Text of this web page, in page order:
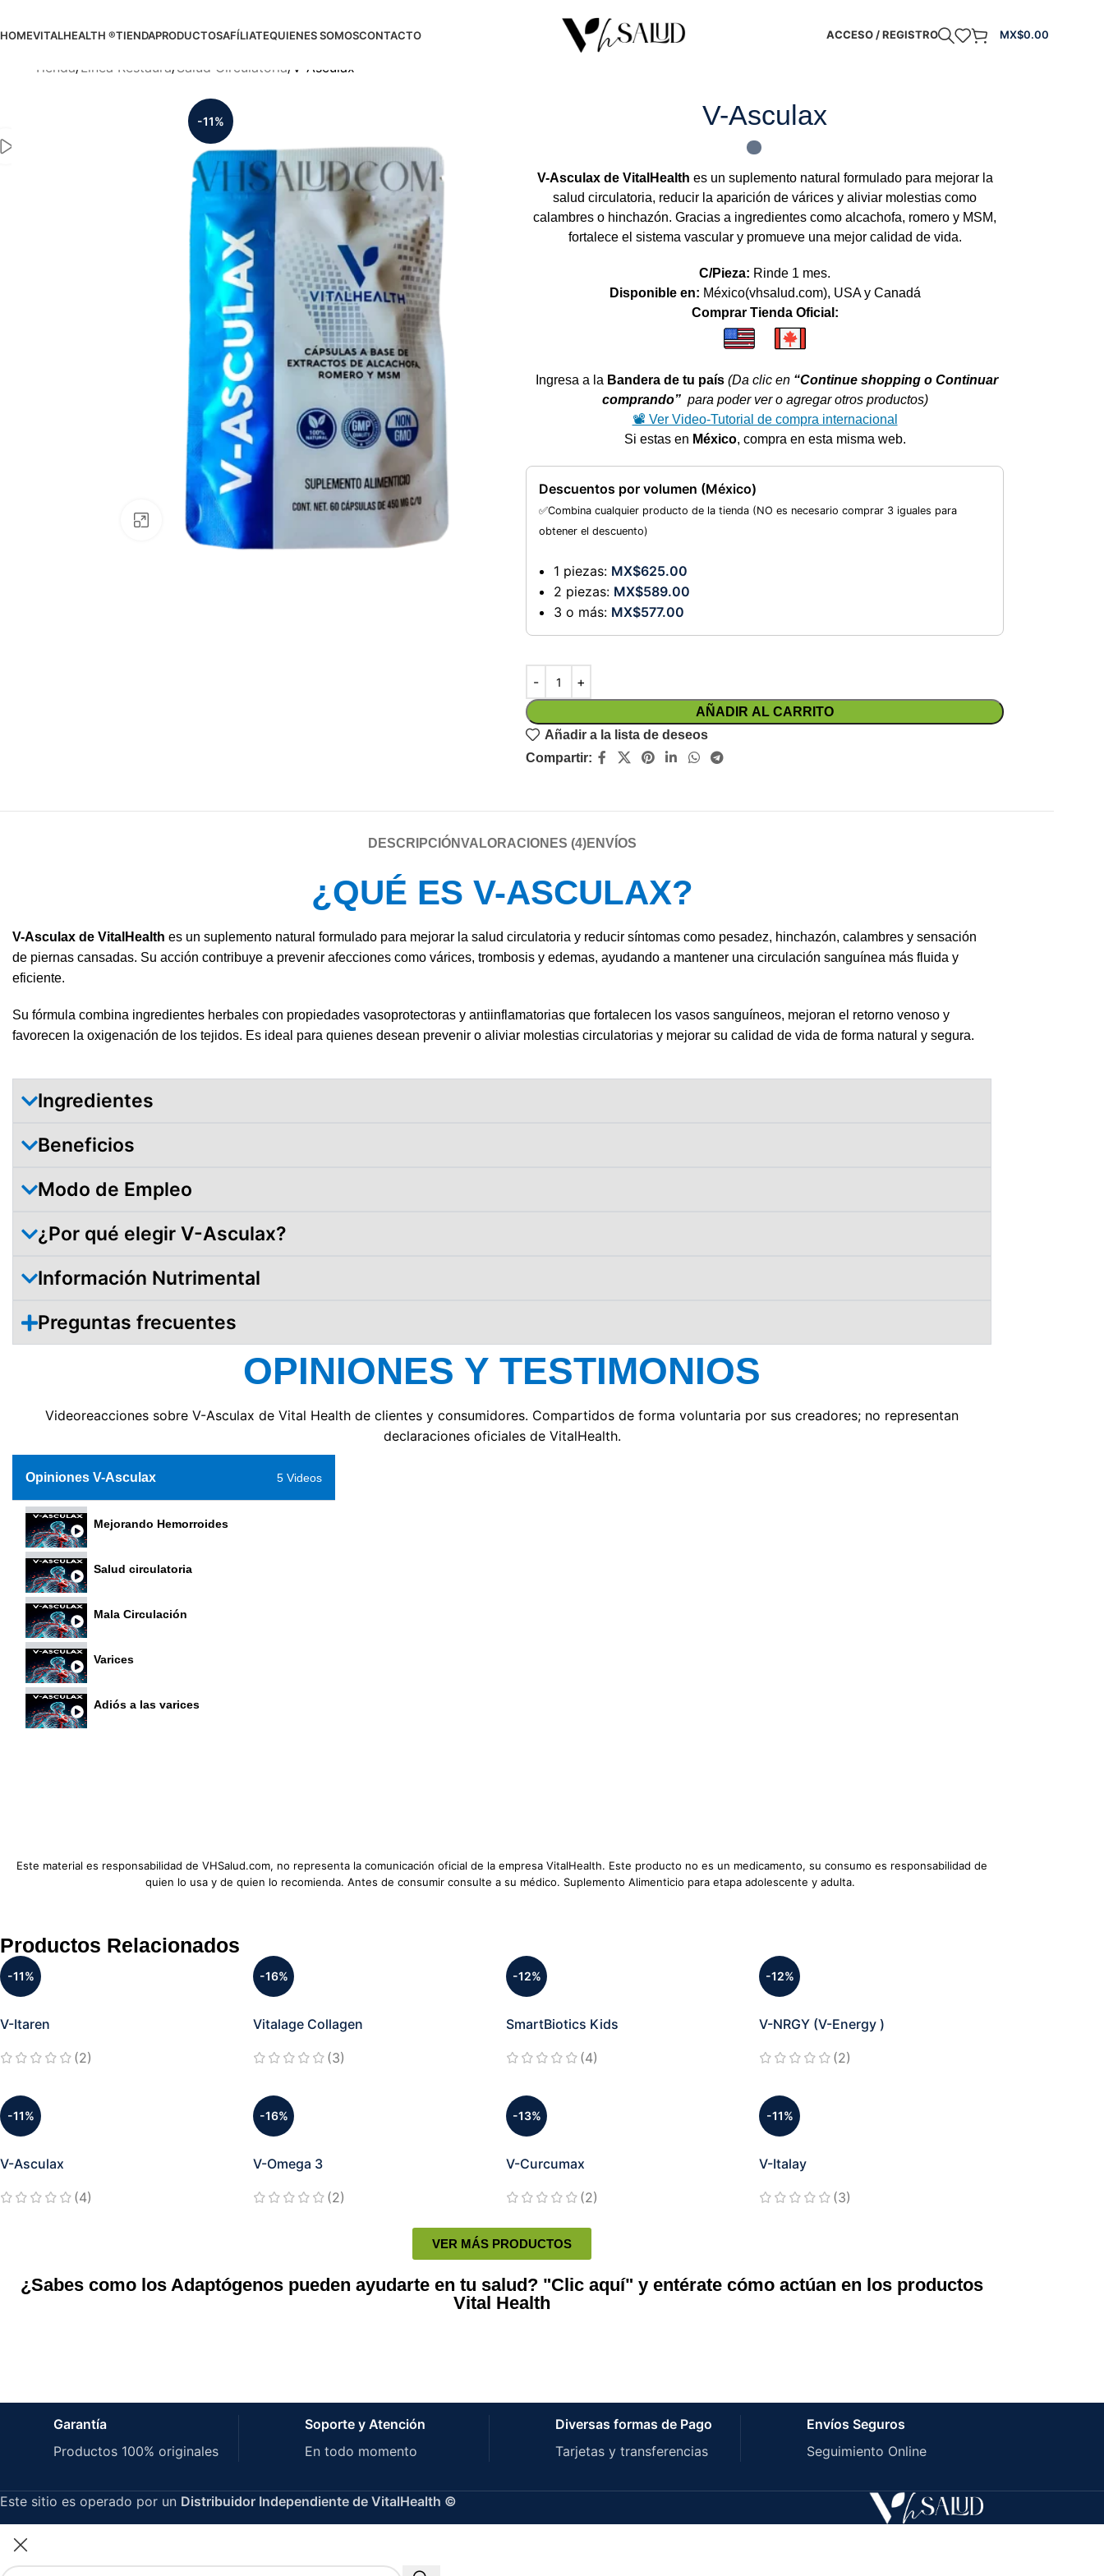
HOMEVITALHEALTH ®TIENDAPRODUCTOSAFÍLIATEQUIENES SOMOSCONTACTO ACCESO / REGISTRO MX$0.00
Tienda Línea Restaura Salud Circulatoria V-Asculax
-11%
Clic para ampliar
V-Asculax
V-Asculax de VitalHealth es un suplemento natural formulado para mejorar la
salud circulatoria, reducir la aparición de várices y aliviar molestias como
calambres o hinchazón. Gracias a ingredientes como alcachofa, romero y MSM,
fortalece el sistema vascular y promueve una mejor calidad de vida.
C/Pieza: Rinde 1 mes.
Disponible en: México(vhsalud.com), USA y Canadá
Comprar Tienda Oficial:
Ingresa a la Bandera de tu país (Da clic en “Continue shopping o Continuar
comprando”para poder ver o agregar otros productos)
📽️ Ver Video-Tutorial de compra internacional
Si estas en México, compra en esta misma web.
Descuentos por volumen (México)
✅Combina cualquier producto de la tienda (NO es necesario comprar 3 iguales para
obtener el descuento)
1 piezas: MX$625.00
2 piezas: MX$589.00
3 o más: MX$577.00
AÑADIR AL CARRITO
Añadir a la lista de deseos
Compartir:
DESCRIPCIÓNVALORACIONES (4)ENVÍOS
¿QUÉ ES V-ASCULAX?
V-Asculax de VitalHealth es un suplemento natural formulado para mejorar la salud circulatoria y reducir síntomas como pesadez, hinchazón, calambres y sensación
de piernas cansadas. Su acción contribuye a prevenir afecciones como várices, trombosis y edemas, ayudando a mantener una circulación sanguínea más fluida y
eficiente.
Su fórmula combina ingredientes herbales con propiedades vasoprotectoras y antiinflamatorias que fortalecen los vasos sanguíneos, mejoran el retorno venoso y
favorecen la oxigenación de los tejidos. Es ideal para quienes desean prevenir o aliviar molestias circulatorias y mejorar su calidad de vida de forma natural y segura.
Ingredientes
Beneficios
Modo de Empleo
¿Por qué elegir V-Asculax?
Información Nutrimental
Preguntas frecuentes
OPINIONES Y TESTIMONIOS
Videoreacciones sobre V-Asculax de Vital Health de clientes y consumidores. Compartidos de forma voluntaria por sus creadores; no representan
declaraciones oficiales de VitalHealth.
Opiniones V-Asculax 5 Videos
Mejorando Hemorroides
Salud circulatoria
Mala Circulación
Varices
Adiós a las varices
Este material es responsabilidad de VHSalud.com, no representa la comunicación oficial de la empresa VitalHealth. Este producto no es un medicamento, su consumo es responsabilidad de
quien lo usa y de quien lo recomienda. Antes de consumir consulte a su médico. Suplemento Alimenticio para etapa adolescente y adulta.
Productos Relacionados
-11%
V-Itaren
(2)
-16%
Vitalage Collagen
(3)
-12%
SmartBiotics Kids
(4)
-12%
V-NRGY (V-Energy )
(2)
-11%
V-Asculax
(4)
-16%
V-Omega 3
(2)
-13%
V-Curcumax
(2)
-11%
V-Italay
(3)
VER MÁS PRODUCTOS
¿Sabes como los Adaptógenos pueden ayudarte en tu salud? "Clic aquí" y entérate cómo actúan en los productos
Vital Health
Garantía
Productos 100% originales
Soporte y Atención
En todo momento
Diversas formas de Pago
Tarjetas y transferencias
Envíos Seguros
Seguimiento Online
Este sitio es operado por un Distribuidor Independiente de VitalHealth ©